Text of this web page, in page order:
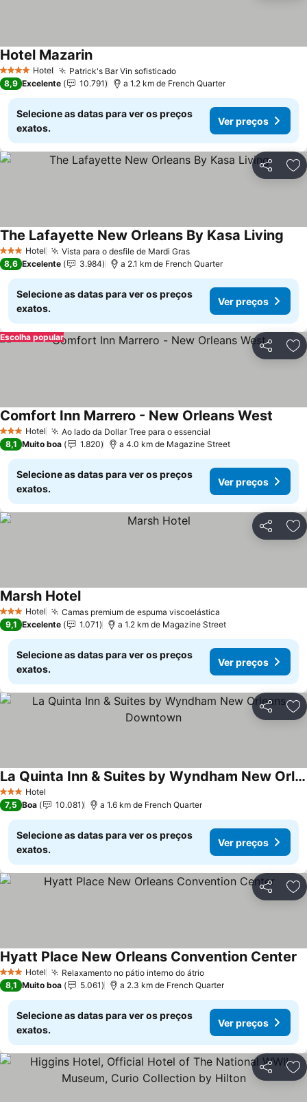
4 EstrelasHotel Patrick's Bar Vin sofisticado
Hotel Mazarin
8,9 Excelente 10.791 a 1.2 km de French Quarter
Selecione as datas para ver os preços
exatos.
Ver preços
Partilhar
3 EstrelasHotel Vista para o desfile de Mardi Gras
The Lafayette New Orleans By Kasa Living
8,6 Excelente 3.984 a 2.1 km de French Quarter
Selecione as datas para ver os preços
exatos.
Ver preços
Partilhar
Escolha popular
3 EstrelasHotel Ao lado da Dollar Tree para o essencial
Comfort Inn Marrero - New Orleans West
8,1 Muito boa 1.820 a 4.0 km de Magazine Street
Selecione as datas para ver os preços
exatos.
Ver preços
Partilhar
3 EstrelasHotel Camas premium de espuma viscoelástica
Marsh Hotel
9,1 Excelente 1.071 a 1.2 km de Magazine Street
Selecione as datas para ver os preços
exatos.
Ver preços
Partilhar
3 EstrelasHotel
La Quinta Inn & Suites by Wyndham New Orleans Downtown
7,5 Boa 10.081 a 1.6 km de French Quarter
Selecione as datas para ver os preços
exatos.
Ver preços
Partilhar
3 EstrelasHotel Relaxamento no pátio interno do átrio
Hyatt Place New Orleans Convention Center
8,1 Muito boa 5.061 a 2.3 km de French Quarter
Selecione as datas para ver os preços
exatos.
Ver preços
Partilhar